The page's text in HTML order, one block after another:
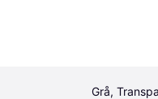
Grå,